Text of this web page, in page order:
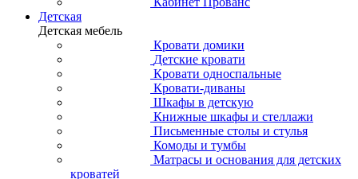
Детская
Детская мебель
Кровати домики
Детские кровати
Кровати односпальные
Кровати-диваны
Шкафы в детскую
Книжные шкафы и стеллажи
Письменные столы и стулья
Комоды и тумбы
Матрасы и основания для детских
кроватей